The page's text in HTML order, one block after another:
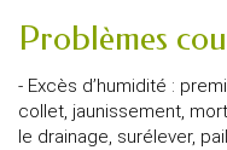
Problèmes
- Excès d’humidité :
collet, jaunissement,
le drainage, surélever,